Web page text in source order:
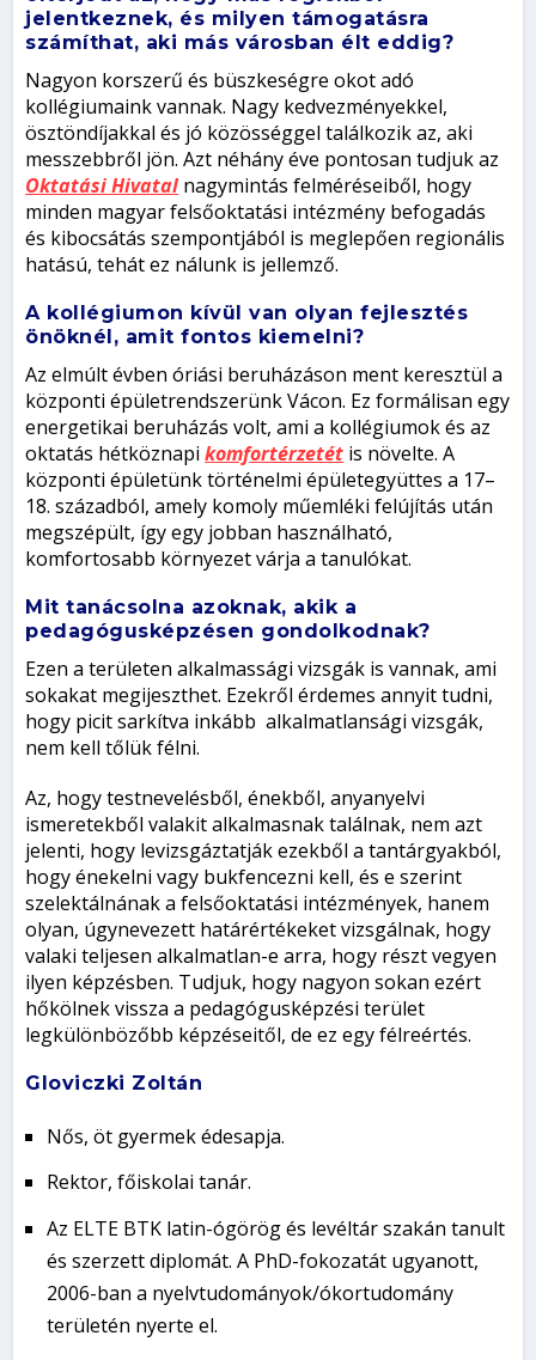
jelentkeznek, és milyen támogatásra
számíthat, aki más városban élt eddig?
Nagyon korszerű és büszkeségre okot adó
kollégiumaink vannak. Nagy kedvezményekkel,
ösztöndíjakkal és jó közösséggel találkozik az, aki
messzebbről jön. Azt néhány éve pontosan tudjuk az
Oktatási Hivatal nagymintás felméréseiből, hogy
minden magyar felsőoktatási intézmény befogadás
és kibocsátás szempontjából is meglepően regionális
hatású, tehát ez nálunk is jellemző.
A kollégiumon kívül van olyan fejlesztés
önöknél, amit fontos kiemelni?
Az elmúlt évben óriási beruházáson ment keresztül a
központi épületrendszerünk Vácon. Ez formálisan egy
energetikai beruházás volt, ami a kollégiumok és az
oktatás hétköznapikomfortérzetét is növelte. A
központi épületünk történelmi épületegyüttes a 17–
18. századból, amely komoly műemléki felújítás után
megszépült, így egy jobban használható,
komfortosabb környezet várja a tanulókat.
Mit tanácsolna azoknak, akik a
pedagógusképzésen gondolkodnak?
Ezen a területen alkalmassági vizsgák is vannak, ami
sokakat megijeszthet. Ezekről érdemes annyit tudni,
hogy picit sarkítva inkább alkalmatlansági vizsgák,
nem kell tőlük félni.
Az, hogy testnevelésből, énekből, anyanyelvi
ismeretekből valakit alkalmasnak találnak, nem azt
jelenti, hogy levizsgáztatják ezekből a tantárgyakból,
hogy énekelni vagy bukfencezni kell, és e szerint
szelektálnának a felsőoktatási intézmények, hanem
olyan, úgynevezett határértékeket vizsgálnak, hogy
valaki teljesen alkalmatlan-e arra, hogy részt vegyen
ilyen képzésben. Tudjuk, hogy nagyon sokan ezért
hőkölnek vissza a pedagógusképzési terület
legkülönbözőbb képzéseitől, de ez egy félreértés.
Gloviczki Zoltán
Nős, öt gyermek édesapja.
Rektor, főiskolai tanár.
Az ELTE BTK latin-ógörög és levéltár szakán tanult
és szerzett diplomát. A PhD-fokozatát ugyanott,
2006-ban a nyelvtudományok/ókortudomány
területén nyerte el.